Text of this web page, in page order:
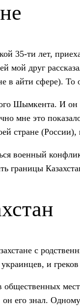
35-ти лет,
мой друг
в айти сфере).
Шымкента. И
мне это
стране
военный
границы
с
и
его знал.